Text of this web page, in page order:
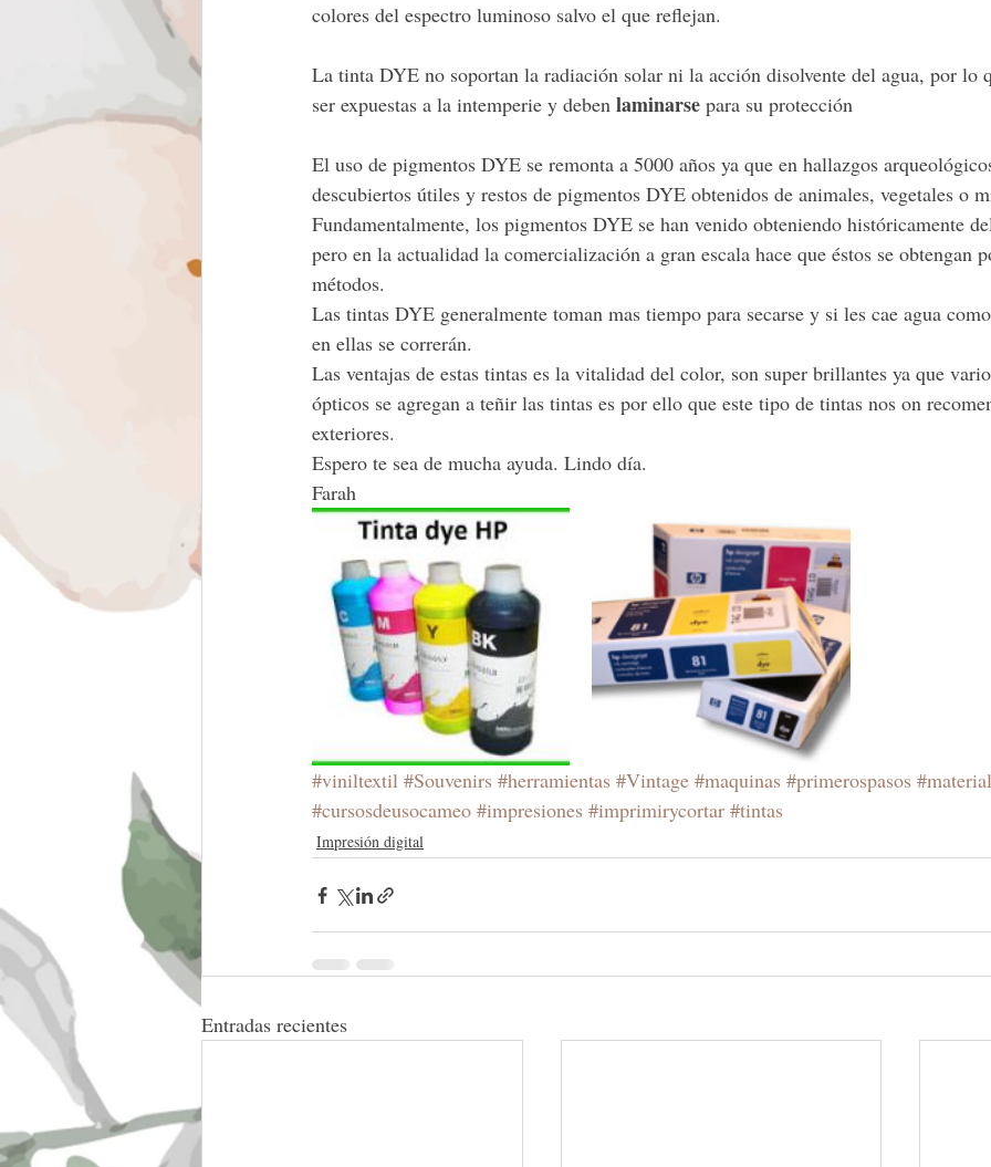
colores del espectro luminoso salvo el que reflejan.
La tinta DYE no soportan la radiación solar ni la acción disolvente del agua, por lo
ser expuestas a la intemperie y deben laminarse para su protección
El uso de pigmentos DYE se remonta a 5000 años ya que en hallazgos
descubiertos útiles y restos de pigmentos DYE obtenidos de animales, vegetales o
Fundamentalmente, los pigmentos DYE se han venido obteniendo históricamente
pero en la actualidad la comercialización a gran escala hace que éstos se obtengan
métodos.
Las tintas DYE generalmente toman mas tiempo para secarse y si les cae agua
en ellas se correrán.
Las ventajas de estas tintas es la vitalidad del color, son super brillantes ya que
ópticos se agregan a teñir las tintas es por ello que este tipo de tintas nos on
exteriores.
Espero te sea de mucha ayuda. Lindo día.
Farah
#viniltextil #Souvenirs #herramientas #Vintage #maquinas #primerospasos
#cursosdeusocameo #impresiones #imprimirycortar #tintas
Impresión digital
Entradas recientes